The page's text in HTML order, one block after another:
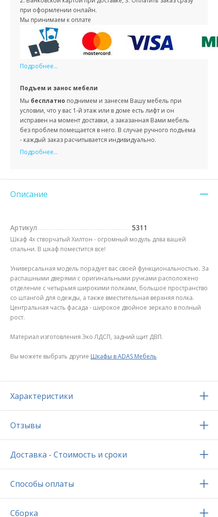
при оформлении онлайн.
Мы принимаем к оплате
Подробнее...
Подъем и занос мебели
Мы бесплатно поднимем и занесем Вашу мебель при
условии, что у вас 1-й этаж или в доме есть лифт и он
исправен на момент доставки, а заказанная Вами мебель
без проблем помещается в него. В случае ручного подъема
- каждый заказ расчитывается индивидуально.
Подробнее...
Описание
Артикул 5311
Шкаф 4х створчатый Хилтон - огромный модуль длва вашей
спальни. В шкаф поместится все!
Универсальная модель порадует вас своей функциональностью. За
распашными дверями с оригинальными ручками расположено
отделение с четырьмя широкими полками, большое пространство
со штангой для одежды, а также вместительная верхняя полка.
Центральная часть фасада - широкое двойное зеркало в полный
рост.
Материал изготовления Эко ЛДСП, задний щит ДВП.
Вы можете выбрать другие Шкафы в ADAS Мебель
Характеристики
Отзывы
Доставка - Стоимость и сроки
Способы оплаты
Сборка